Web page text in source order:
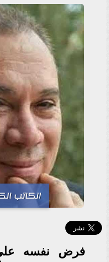
الكاتب
فرض نفسه